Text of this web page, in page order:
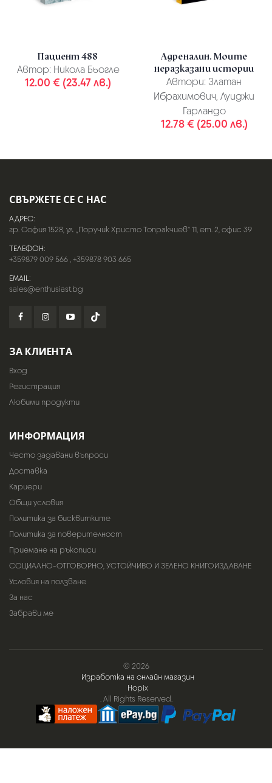
Пациент 488
Автор: Никола Бьогле
12.00 € (23.47 лв.)
Адреналин. Моите
неразказани истории
Автори: Златан
Ибрахимович, Луиджи
Гарландо
12.78 € (25.00 лв.)
СВЪРЖЕТЕ СЕ С НАС
АДРЕС:
гр. София 1528, ул. „Поручик Христо Топракчиев“ 11, ет. 2, офис 39
ТЕЛЕФОН:
+359879 009 566,+359878 903 665
EMAIL:
sales@enthusiast.bg
ЗА КЛИЕНТА
Вход
Регистрация
Любими продукти
ИНФОРМАЦИЯ
Често задавани въпроси
Доставка
Кариери
Общи условия
Политика за бисквитките
Политика за поверителност
Приемане на ръкописи
СОЦИАЛНО-ОТГОВОРНО, УСТОЙЧИВО И ЗЕЛЕНО КНИГОИЗДАВАНЕ
Условия на ползване
За нас
Забрави ме
© 2026
Изработка на онлайн магазин
Hopix
. All Rights Reserved.